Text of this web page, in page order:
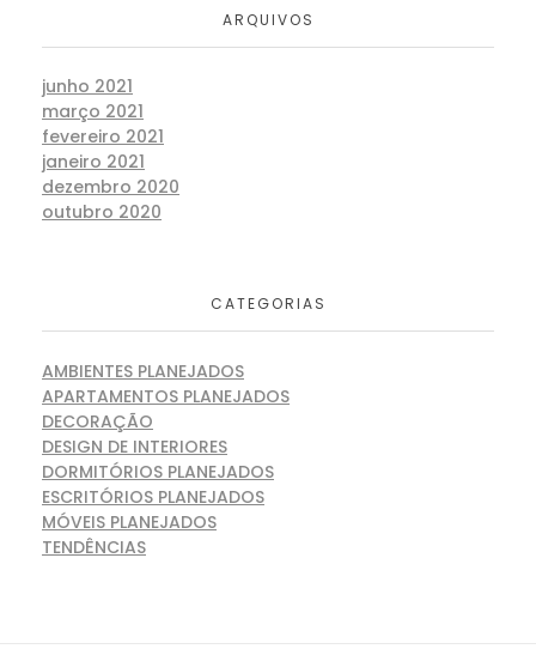
ARQUIVOS
junho 2021
março 2021
fevereiro 2021
janeiro 2021
dezembro 2020
outubro 2020
CATEGORIAS
AMBIENTES PLANEJADOS
APARTAMENTOS PLANEJADOS
DECORAÇÃO
DESIGN DE INTERIORES
DORMITÓRIOS PLANEJADOS
ESCRITÓRIOS PLANEJADOS
MÓVEIS PLANEJADOS
TENDÊNCIAS